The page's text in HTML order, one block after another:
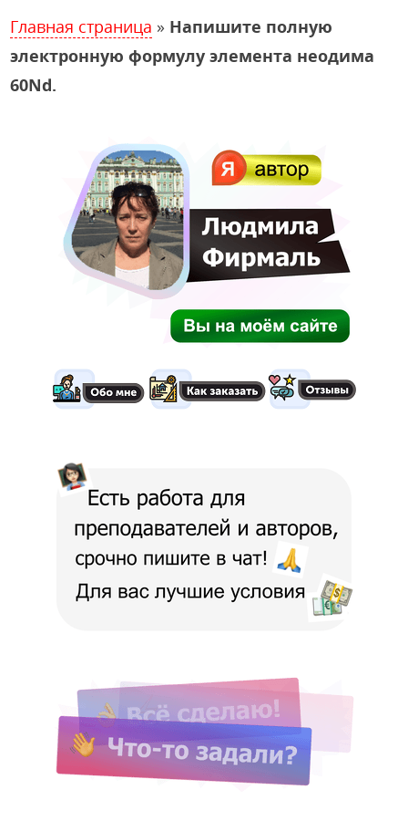
Главная страница » Напишите полную
электронную формулу элемента неодима
60Nd.